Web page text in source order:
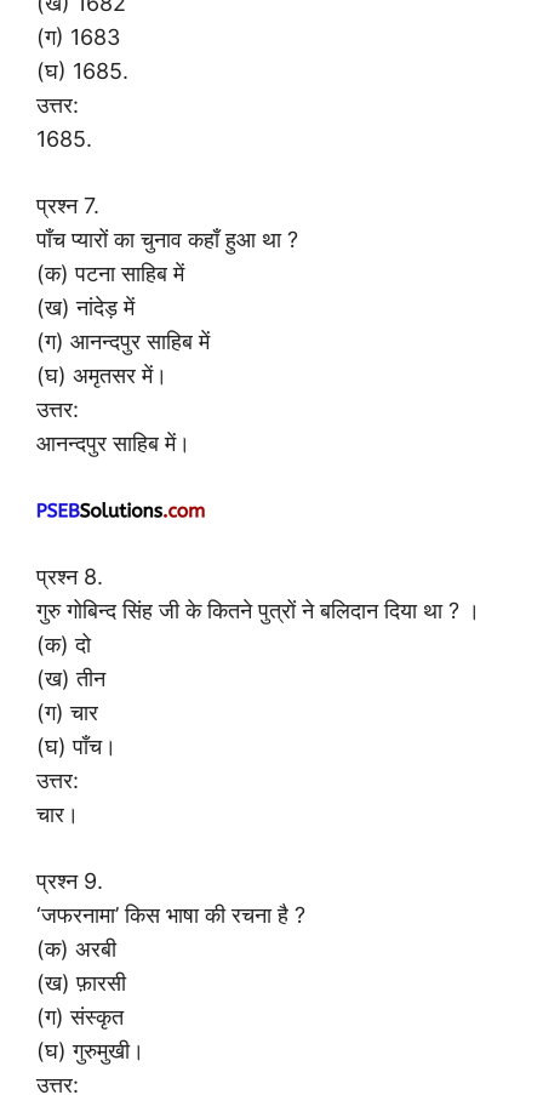
(ग) 1683
(घ) 1685.
उत्तर:
1685.
प्रश्न 7.
पाँच प्यारों का चुनाव कहाँ हुआ था ?
(क) पटना साहिब में
(ख) नांदेड़ में
(ग) आनन्दपुर साहिब में
(घ) अमृतसर में।
उत्तर:
आनन्दपुर साहिब में।
प्रश्न 8.
गुरु गोबिन्द सिंह जी के कितने पुत्रों ने बलिदान दिया था ? ।
(क) दो
(ख) तीन
(ग) चार
(घ) पाँच।
उत्तर:
चार।
प्रश्न 9.
‘जफरनामा’ किस भाषा की रचना है ?
(क) अरबी
(ख) फ़ारसी
(ग) संस्कृत
(घ) गुरुमुखी।
उत्तर: